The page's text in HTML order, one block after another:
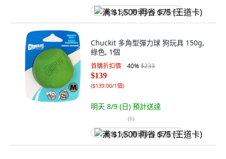
满 $1,500 再省 $75 (王道卡)
Chuckit 多角型彈力球 狗玩具 150g,
綠色, 1個
首購折扣價 40%$233
$139
($139.00/1個)
明天 8/9 (日) 預計送達
(6)
满 $1,500 再省 $75 (王道卡)